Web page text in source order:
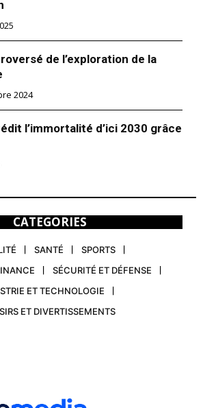
de l’exploration de la
2024
l’immortalité d’ici 2030 grâce
CATEGORIES
SANTÉ
SPORTS
SÉCURITÉ ET DÉFENSE
ET TECHNOLOGIE
ET DIVERTISSEMENTS